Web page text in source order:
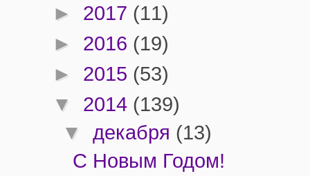
► 2017 (11)
► 2016 (19)
► 2015 (53)
▼ 2014 (139)
▼ декабря (13)
С Новым Годом!